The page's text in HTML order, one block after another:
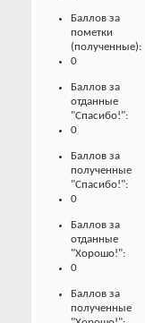
Баллов за
пометки
(полученные):
0
Баллов за
отданные
"Спасибо!":
0
Баллов за
полученные
"Спасибо!":
0
Баллов за
отданные
"Хорошо!":
0
Баллов за
полученные